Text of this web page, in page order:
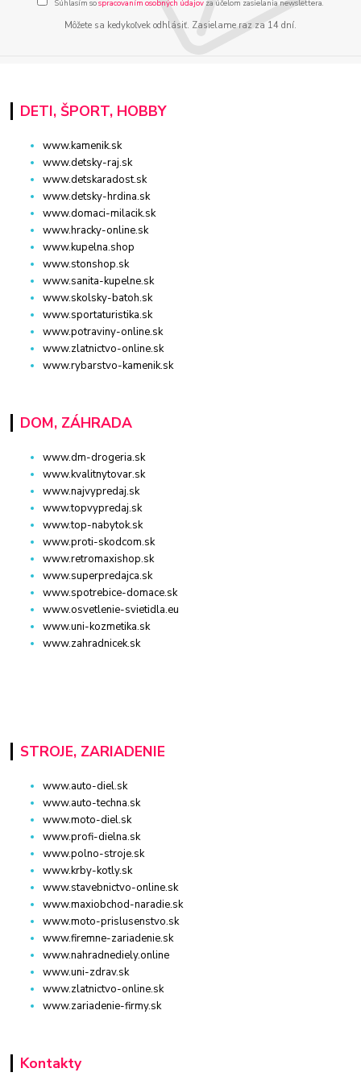
Súhlasím sospracovaním osobných údajov za účelom zasielania newslettera.
Môžete sa kedykoľvek odhlásiť. Zasielame raz za 14 dní.
DETI, ŠPORT, HOBBY
www.kamenik.sk
www.detsky-raj.sk
www.detskaradost.sk
www.detsky-hrdina.sk
www.domaci-milacik.sk
www.hracky-online.sk
www.kupelna.shop
www.stonshop.sk
www.sanita-kupelne.sk
www.skolsky-batoh.sk
www.sportaturistika.sk
www.potraviny-online.sk
www.zlatnictvo-online.sk
www.rybarstvo-kamenik.sk
DOM, ZÁHRADA
www.dm-drogeria.sk
www.kvalitnytovar.sk
www.najvypredaj.sk
www.topvypredaj.sk
www.top-nabytok.sk
www.proti-skodcom.sk
www.retromaxishop.sk
www.superpredajca.sk
www.spotrebice-domace.sk
www.osvetlenie-svietidla.eu
www.uni-kozmetika.sk
www.zahradnicek.sk
STROJE, ZARIADENIE
www.auto-diel.sk
www.auto-techna.sk
www.moto-diel.sk
www.profi-dielna.sk
www.polno-stroje.sk
www.krby-kotly.sk
www.stavebnictvo-online.sk
www.maxiobchod-naradie.sk
www.moto-prislusenstvo.sk
www.firemne-zariadenie.sk
www.nahradnediely.online
www.uni-zdrav.sk
www.zlatnictvo-online.sk
www.zariadenie-firmy.sk
Kontakty